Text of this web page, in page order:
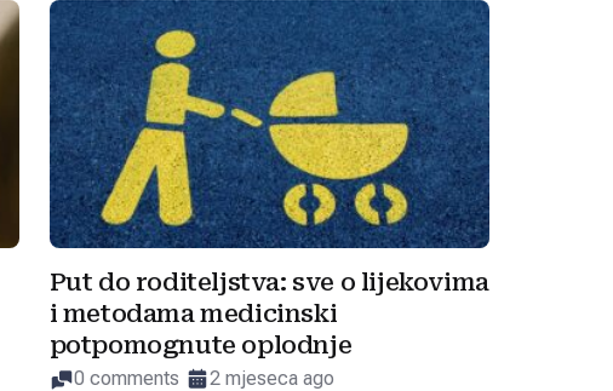
Put do roditeljstva: sve o lijekovima
i metodama medicinski
potpomognute oplodnje
0 comments 2 mjeseca ago